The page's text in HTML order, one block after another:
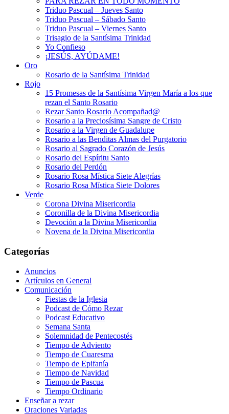
Triduo Pascual – Jueves Santo
Triduo Pascual – Sábado Santo
Triduo Pascual – Viernes Santo
Trisagio de la Santísima Trinidad
Yo Confieso
¡JESÚS, AYÚDAME!
Oro
Rosario de la Santísima Trinidad
Rojo
15 Promesas de la Santísima Virgen María a los que
rezan el Santo Rosario
Rezar Santo Rosario Acompañad@
Rosario a la Preciosísima Sangre de Cristo
Rosario a la Virgen de Guadalupe
Rosario a las Benditas Almas del Purgatorio
Rosario al Sagrado Corazón de Jesús
Rosario del Espíritu Santo
Rosario del Perdón
Rosario Rosa Mística Siete Alegrías
Rosario Rosa Mística Siete Dolores
Verde
Corona Divina Misericordia
Coronilla de la Divina Misericordia
Devoción a la Divina Misericordia
Novena de la Divina Misericordia
Categorías
Anuncios
Artículos en General
Comunicación
Fiestas de la Iglesia
Podcast de Cómo Rezar
Podcast Educativo
Semana Santa
Solemnidad de Pentecostés
Tiempo de Adviento
Tiempo de Cuaresma
Tiempo de Epifanía
Tiempo de Navidad
Tiempo de Pascua
Tiempo Ordinario
Enseñar a rezar
Oraciones Variadas